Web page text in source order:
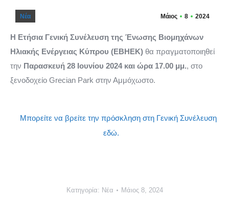
Μάιος 8 2024
Νέα
Η Ετήσια Γενική Συνέλευση της Ένωσης Βιομηχάνων
Ηλιακής Ενέργειας Κύπρου (ΕΒΗΕΚ) θα πραγματοποιηθεί
την Παρασκευή 28 Ιουνίου 2024 και ώρα 17.00 μμ., στο
ξενοδοχείο Grecian Park στην Αμμόχωστο.
Μπορείτε να βρείτε την πρόσκληση στη Γενική Συνέλευση
εδώ.
Κατηγορία: Νέα Μάιος 8, 2024